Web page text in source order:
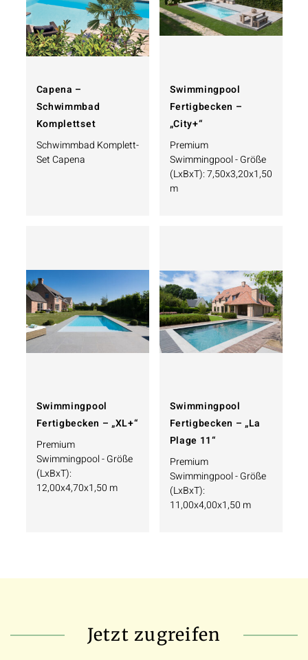
Capena –
Schwimmbad
Komplettset
Schwimmbad Komplett-
Set Capena
Swimmingpool
Fertigbecken –
„City+“
Premium
Swimmingpool - Größe
(LxBxT): 7,50x3,20x1,50
m
Swimmingpool
Fertigbecken – „XL+“
Premium
Swimmingpool - Größe
(LxBxT):
12,00x4,70x1,50 m
Swimmingpool
Fertigbecken – „La
Plage 11“
Premium
Swimmingpool - Größe
(LxBxT):
11,00x4,00x1,50 m
Jetzt zugreifen